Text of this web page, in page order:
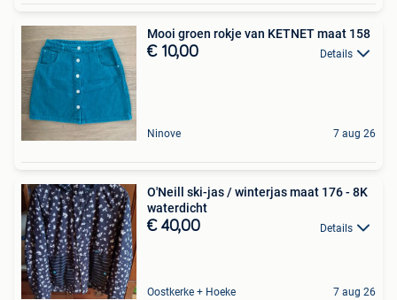
Mooi groen rokje van KETNET maat 158
€ 10,00 Details
Ninove 7 aug 26
O'Neill ski-jas / winterjas maat 176 - 8K
waterdicht
€ 40,00 Details
Oostkerke + Hoeke 7 aug 26